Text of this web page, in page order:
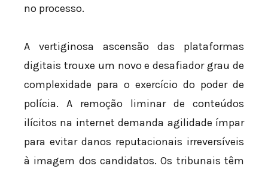
no processo.
A vertiginosa ascensão das plataformas
digitais trouxe um novo e desafiador grau de
complexidade para o exercício do poder de
polícia. A remoção liminar de conteúdos
ilícitos na internet demanda agilidade ímpar
para evitar danos reputacionais irreversíveis
à imagem dos candidatos. Os tribunais têm